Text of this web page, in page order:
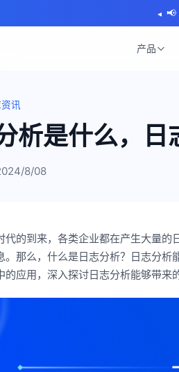
◂ 📢
产品
讯
析是什么，
8/08
代的到来，各类企业都在产生大量
。那么，什么是日志分析？日志分
的应用，深入探讨日志分析能够带来